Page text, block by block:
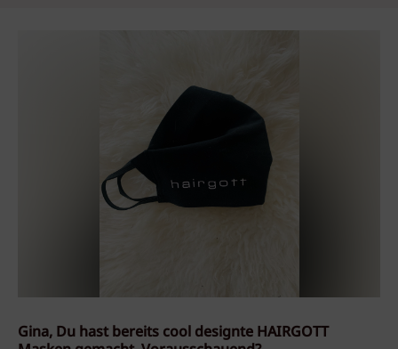
Gina, Du hast bereits cool designte HAIRGOTT